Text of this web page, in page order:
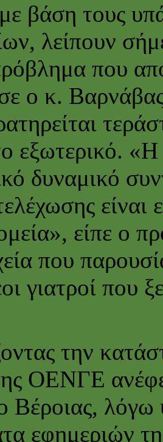
βάση τους
λείπουν
που
ο κ.
εξωτερικό.
δυναμικό
είπε ο
που
γιατροί που
την
ΟΕΝΓΕ
Βέροιας, λόγω
εφημεριών